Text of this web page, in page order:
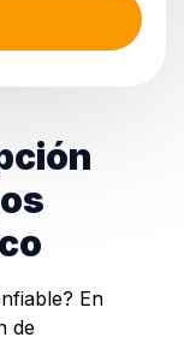
En
de